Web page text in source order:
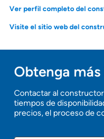
Obtener
Ver perfil completo del
Visite el sitio web del
¡Gracias!
¡
U
a
Obtenga
Contactar al
tiempos de
precios, el proceso de